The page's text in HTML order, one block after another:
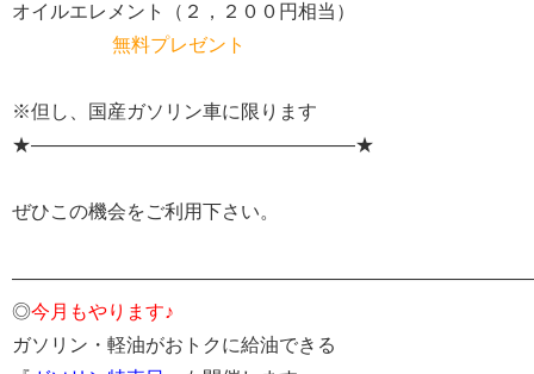
オイルエレメント（２，２００円相当）
無料プレゼント
※但し、国産ガソリン車に限ります
★—————————————————★
ぜひこの機会をご利用下さい。
◎今月もやります♪
ガソリン・軽油がおトクに給油できる